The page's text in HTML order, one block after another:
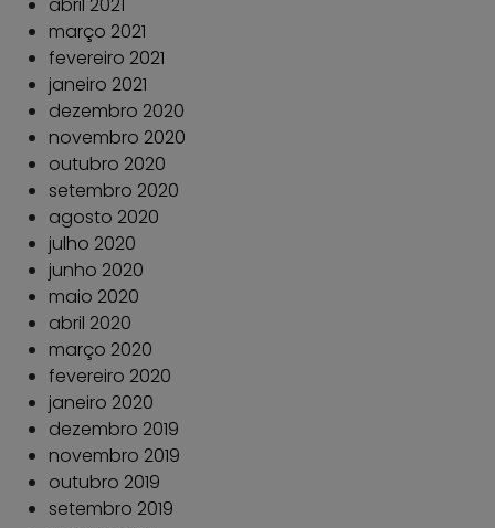
março 2021
fevereiro 2021
janeiro 2021
dezembro 2020
novembro 2020
outubro 2020
setembro 2020
agosto 2020
julho 2020
junho 2020
maio 2020
abril 2020
março 2020
fevereiro 2020
janeiro 2020
dezembro 2019
novembro 2019
outubro 2019
setembro 2019